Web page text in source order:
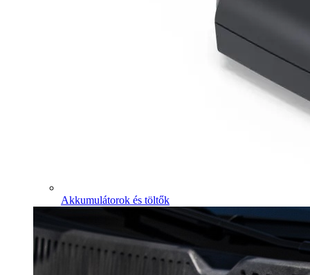
Akkumulátorok és töltők